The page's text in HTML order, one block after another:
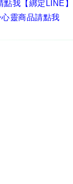
點我【綁定LINE】
靈商品請點我